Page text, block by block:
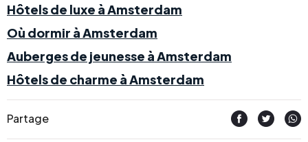
Hôtels de luxe à Amsterdam
Où dormir à Amsterdam
Auberges de jeunesse à Amsterdam
Hôtels de charme à Amsterdam
Partage